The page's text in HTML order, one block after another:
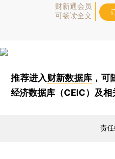
财新通会员
可畅读全文
推荐进入财新数据库 ，
经济数据库（CEIC）及相
责